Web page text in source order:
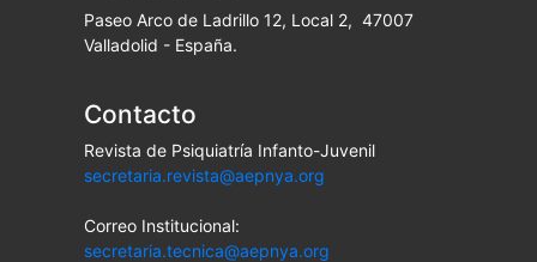
Paseo Arco de Ladrillo 12, Local 2, 47007
Valladolid - España.
Contacto
Revista de Psiquiatría Infanto-Juvenil
secretaria.revista@aepnya.org
Correo Institucional:
secretaria.tecnica@aepnya.org